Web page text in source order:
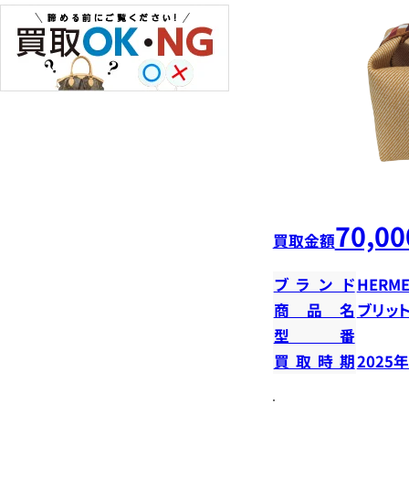
買取金額
ブランド
商品名 ブリッ
型番
買取時期2025